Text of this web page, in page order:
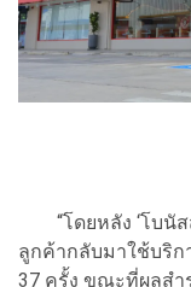
“โดยหลัง ‘โบนัสสุ
ลูกค้ากลับมาใช้บริก
37 ครั้ง ขณะที่ผลสำ